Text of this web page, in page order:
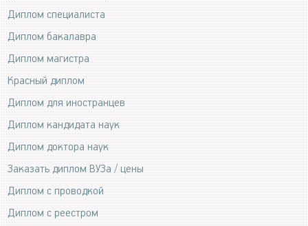
Диплом специалиста
Диплом бакалавра
Диплом магистра
Красный диплом
Диплом для иностранцев
Диплом кандидата наук
Диплом доктора наук
Заказать диплом ВУЗа / цены
Диплом с проводкой
Диплом с реестром